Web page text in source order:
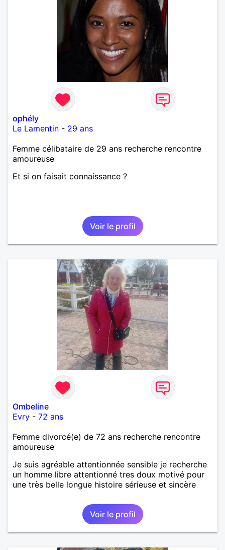
ophély
Le Lamentin - 29 ans
Femme célibataire de 29 ans recherche rencontre
amoureuse
Et si on faisait connaissance ?
Voir le profil
Ombeline
Evry - 72 ans
Femme divorcé(e) de 72 ans recherche rencontre
amoureuse
Je suis agréable attentionnée sensible je recherche
un homme libre attentionné tres doux motivé pour
une très belle longue histoire sérieuse et sincère
Voir le profil